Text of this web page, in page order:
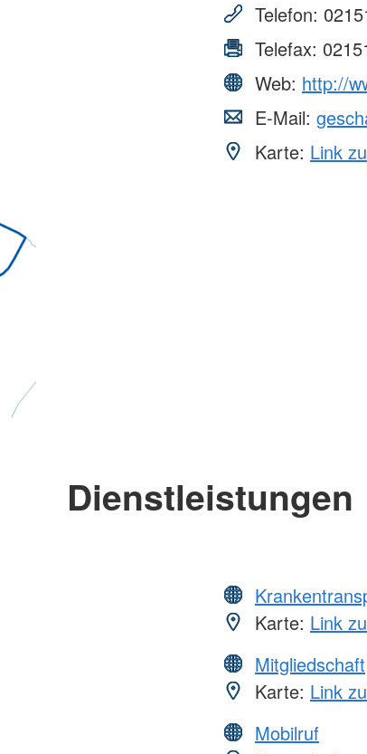
Telefon:
Telefax:
Web: http://
E-Mail:
Karte: Link
Dienstleistungen
Karte: Link
Mitgliedschaft
Karte: Link
Mobilruf